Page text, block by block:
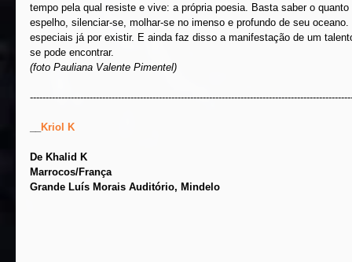
tempo pela qual resiste e vive: a própria poesia. Basta saber o
espelho, silenciar-se, molhar-se no imenso e profundo de seu
especiais já por existir. E ainda faz disso a manifestação de um
se pode encontrar.
(foto Pauliana Valente Pimentel)
Kriol K
De Khalid K
Marrocos/França
Grande Luís Morais Auditório, Mindelo